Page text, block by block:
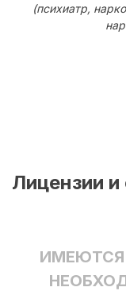
(психиатр,
Лицензии
ИМЕЮТСЯ